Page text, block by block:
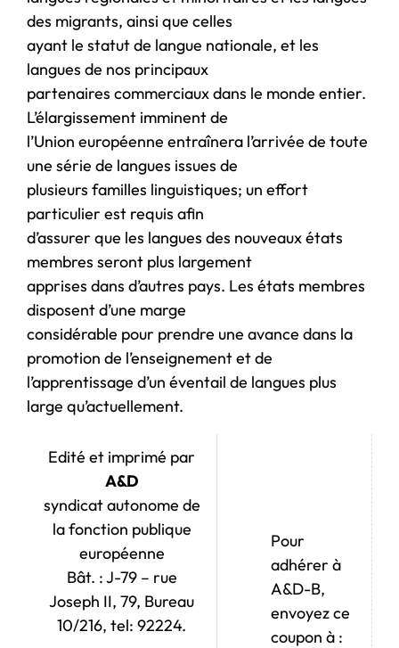
des migrants, ainsi que celles
ayant le statut de langue nationale, et les
langues de nos principaux
partenaires commerciaux dans le monde entier.
L’élargissement imminent de
l’Union européenne entraînera l’arrivée de toute
une série de langues issues de
plusieurs familles linguistiques; un effort
particulier est requis afin
d’assurer que les langues des nouveaux états
membres seront plus largement
apprises dans d’autres pays. Les états membres
disposent d’une marge
considérable pour prendre une avance dans la
promotion de l’enseignement et de
l’apprentissage d’un éventail de langues plus
large qu’actuellement.
Edité et imprimé par
A&D
syndicat autonome de
la fonction publique
européenne
Bât. : J-79 – rue
Joseph II, 79, Bureau
10/216, tel: 92224.
Pour
adhérer à
A&D-B,
envoyez ce
coupon à :